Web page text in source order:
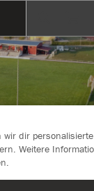
JFV
dir personalisierte
Weitere